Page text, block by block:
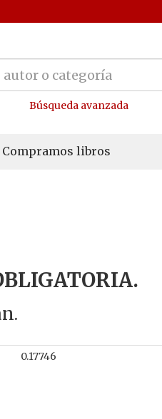
Búsqueda avanzada
Compramos libros
0.17746